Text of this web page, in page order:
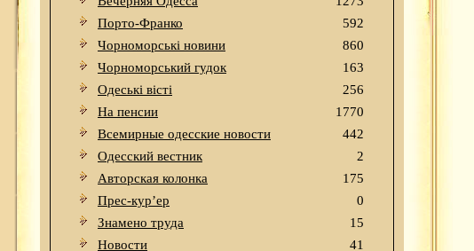
Порто-Франко
592
Чорноморські новини
860
Чорноморський гудок
163
Одеськi вiстi
256
На пенсии
1770
Всемирные одесские новости
442
Одесский вестник
2
Авторская колонка
175
Прес-кур’ер
0
Знамено труда
15
Новости
41